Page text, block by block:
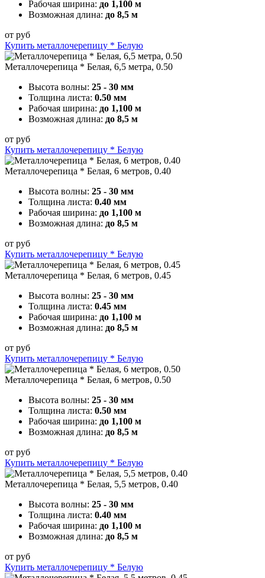
Рабочая ширина: до 1,100 м
Возможная длина: до 8,5 м
от руб
Купить металлочерепицу * Белую
Металлочерепица * Белая, 6,5 метра, 0.50
Высота волны: 25 - 30 мм
Толщина листа: 0.50 мм
Рабочая ширина: до 1,100 м
Возможная длина: до 8,5 м
от руб
Купить металлочерепицу * Белую
Металлочерепица * Белая, 6 метров, 0.40
Высота волны: 25 - 30 мм
Толщина листа: 0.40 мм
Рабочая ширина: до 1,100 м
Возможная длина: до 8,5 м
от руб
Купить металлочерепицу * Белую
Металлочерепица * Белая, 6 метров, 0.45
Высота волны: 25 - 30 мм
Толщина листа: 0.45 мм
Рабочая ширина: до 1,100 м
Возможная длина: до 8,5 м
от руб
Купить металлочерепицу * Белую
Металлочерепица * Белая, 6 метров, 0.50
Высота волны: 25 - 30 мм
Толщина листа: 0.50 мм
Рабочая ширина: до 1,100 м
Возможная длина: до 8,5 м
от руб
Купить металлочерепицу * Белую
Металлочерепица * Белая, 5,5 метров, 0.40
Высота волны: 25 - 30 мм
Толщина листа: 0.40 мм
Рабочая ширина: до 1,100 м
Возможная длина: до 8,5 м
от руб
Купить металлочерепицу * Белую